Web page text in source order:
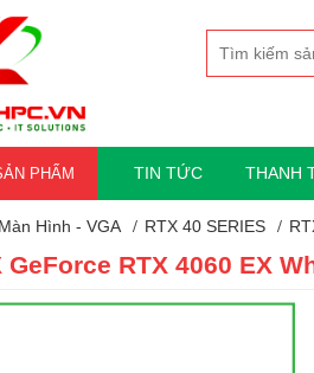
PHẨM TIN TỨC THANH
Hình - VGA RTX 40 SERIES
GeForce RTX 4060 EX